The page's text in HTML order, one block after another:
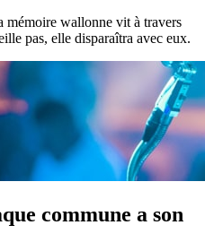
mémoire wallonne vit à travers
pas, elle disparaîtra avec eux.
commune a son